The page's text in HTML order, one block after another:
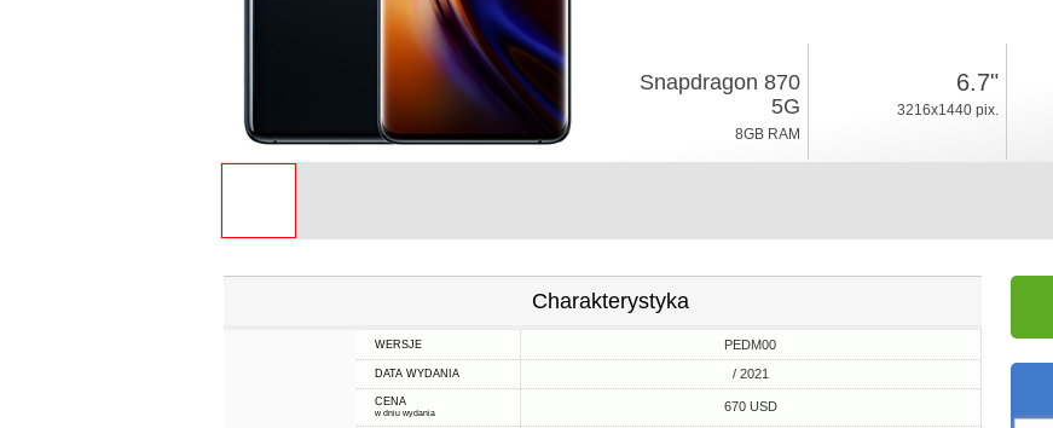
Snapdragon 870
5G
8GB RAM
6.7"
3216x1440 pix.
Charakterystyka
WERSJE PEDM00
DATA WYDANIA / 2021
CENA
w dniu wydania 670 USD